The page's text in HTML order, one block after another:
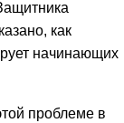
как
начинающих
проблеме в